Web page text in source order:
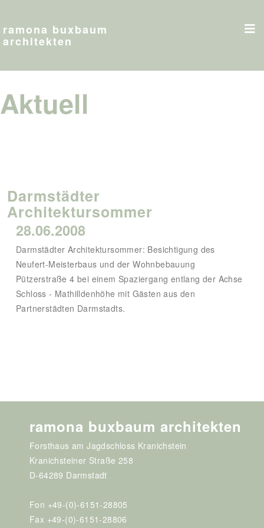
ramona buxbaum
architekten
Aktuell
Darmstädter
Architektursommer
28.06.2008
Darmstädter Architektursommer: Besichtigung des
Neufert-Meisterbaus und der Wohnbebauung
Pützerstraße 4 bei einem Spaziergang entlang der Achse
Schloss - Mathilldenhöhe mit Gästen aus den
Partnerstädten Darmstadts.
ramona buxbaum architekten
Forsthaus am Jagdschloss Kranichstein
Kranichsteiner Straße 258
D-64289 Darmstadt
Fon +49-(0)-6151-28805
Fax +49-(0)-6151-28806